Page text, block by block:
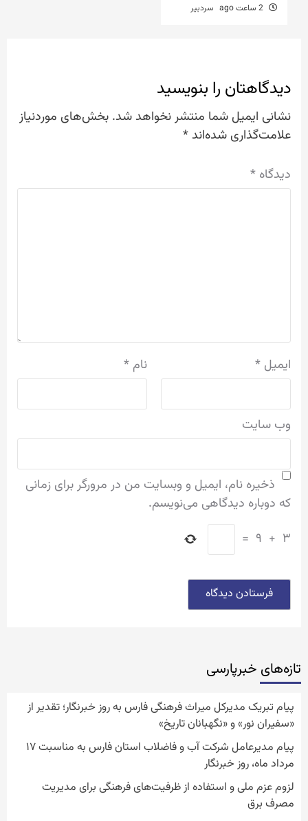
سردبیر
دیدگاهتان را بنویسید
نشانی ایمیل شما منتشر نخواهد شد. بخش‌های موردنیاز
علامت‌گذاری شده‌اند *
دیدگاه *
نام * ایمیل *
وب‌ سایت
ذخیره نام، ایمیل و وبسایت من در مرورگر برای زمانی
که دوباره دیدگاهی می‌نویسم.
۳ + ۹ =
تازه‌‏های خبرپارسی
پیام تبریک مدیرکل میراث فرهنگی فارس به روز خبرنگار؛ تقدیر از
«سفیران نور» و «نگهبانان تاریخ»
پیام مدیرعامل شرکت آب و فاضلاب استان فارس به مناسبت ۱۷
مرداد ماه، روز خبرنگار
لزوم عزم ملی و استفاده از ظرفیت‌های فرهنگی برای مدیریت
مصرف برق